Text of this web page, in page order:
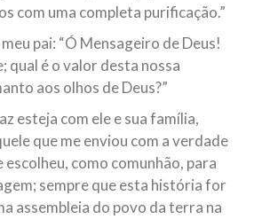
com uma completa purificação.”
pai: “Ó Mensageiro de Deus!
qual é o valor desta nossa
aos olhos de Deus?”
esteja com ele e sua família,
que me enviou com a verdade
como comunhão, para
sempre que esta história for
assembleia do povo da terra na